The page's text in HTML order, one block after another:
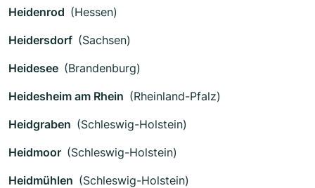
Heidenrod (Hessen)
Heidersdorf (Sachsen)
Heidesee (Brandenburg)
Heidesheim am Rhein (Rheinland-Pfalz)
Heidgraben (Schleswig-Holstein)
Heidmoor (Schleswig-Holstein)
Heidmühlen (Schleswig-Holstein)